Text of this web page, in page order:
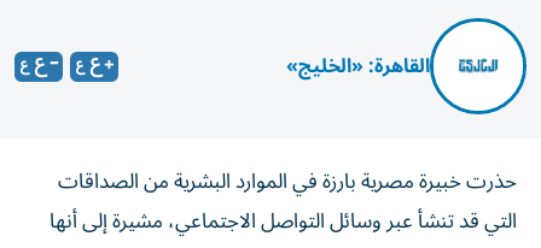
القاهرة: «الخليج»
حذرت خبيرة مصرية بارزة في الموارد البشرية من الصداقات
التي قد تنشأ عبر وسائل التواصل الاجتماعي، مشيرة إلى أنها